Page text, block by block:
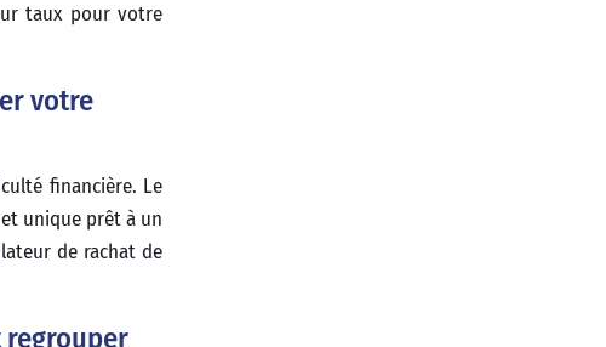
taux pour votre
votre
financière. Le
unique prêt à un
de rachat de